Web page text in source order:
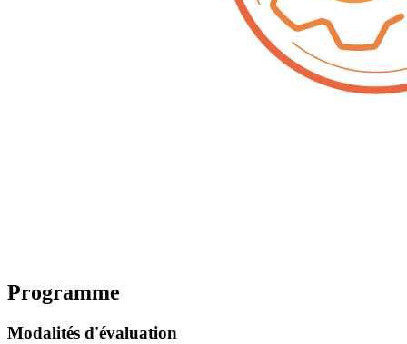
Programme
Modalités d'évaluation